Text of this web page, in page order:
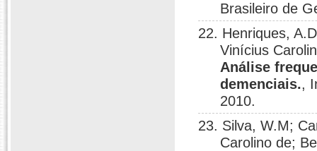
Brasileiro de
22. Henriques,
Vinícius
Análise
demenciais.,
2010.
23. Silva, W.M;
Carolino de;